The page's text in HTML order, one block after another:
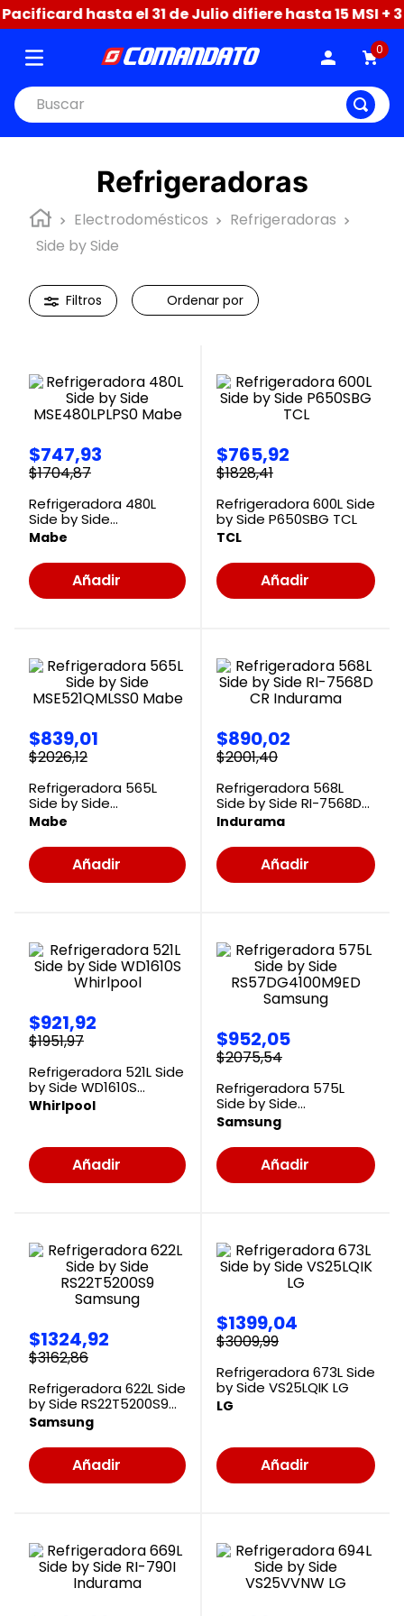
hasta el 31 de Julio difiere hasta 15 MSI +
0
Buscar
Refrigeradoras
Electrodomésticos
Refrigeradoras
Side by Side
Ordenar por
$747,93
$1704,87
Refrigeradora 480L
Side by Side
MSE480LPLPS0 Mabe
Mabe
Añadir
al
$765,92
$1828,41
Refrigeradora 600L Side
by Side P650SBG TCL
TCL
Añadir
al
$839,01
$2026,12
Refrigeradora 565L
Side by Side
MSE521QMLSS0 Mabe
Mabe
Añadir
al
$890,02
$2001,40
Refrigeradora 568L
Side by Side RI-7568D
CR Indurama
Indurama
Añadir
al
$921,92
$1951,97
Refrigeradora 521L Side
by Side WD1610S
Whirlpool
Whirlpool
Añadir
al
$952,05
$2075,54
Refrigeradora 575L
Side by Side
RS57DG4100M9ED
Samsung
Samsung
Añadir
al
$1324,92
$3162,86
Refrigeradora 622L Side
by Side RS22T5200S9
Samsung
Samsung
Añadir
al
$1399,04
$3009,99
Refrigeradora 673L Side
by Side VS25LQIK LG
LG
Añadir
al